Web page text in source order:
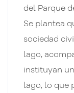
del Parque
Se plantea
sociedad
lago,
instituyan
lago, lo que